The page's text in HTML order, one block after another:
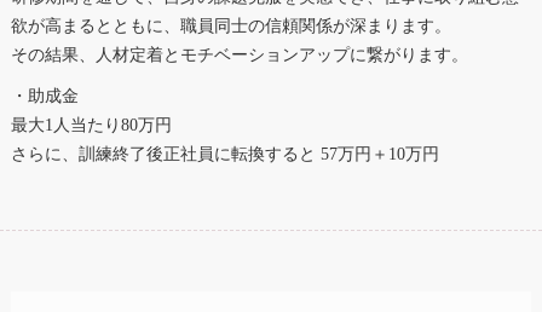
欲が高まるとともに、職員同士の信頼関係が深まります。
その結果、人材定着とモチベーションアップに繋がります。
・助成金
最大1人当たり80万円
さらに、訓練終了後正社員に転換すると 57万円＋10万円